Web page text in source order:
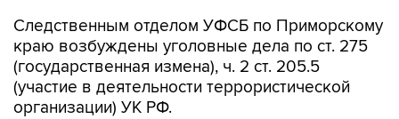
Следственным отделом УФСБ по Приморскому
краю возбуждены уголовные дела по ст. 275
(государственная измена), ч. 2 ст. 205.5
(участие в деятельности террористической
организации) УК РФ.